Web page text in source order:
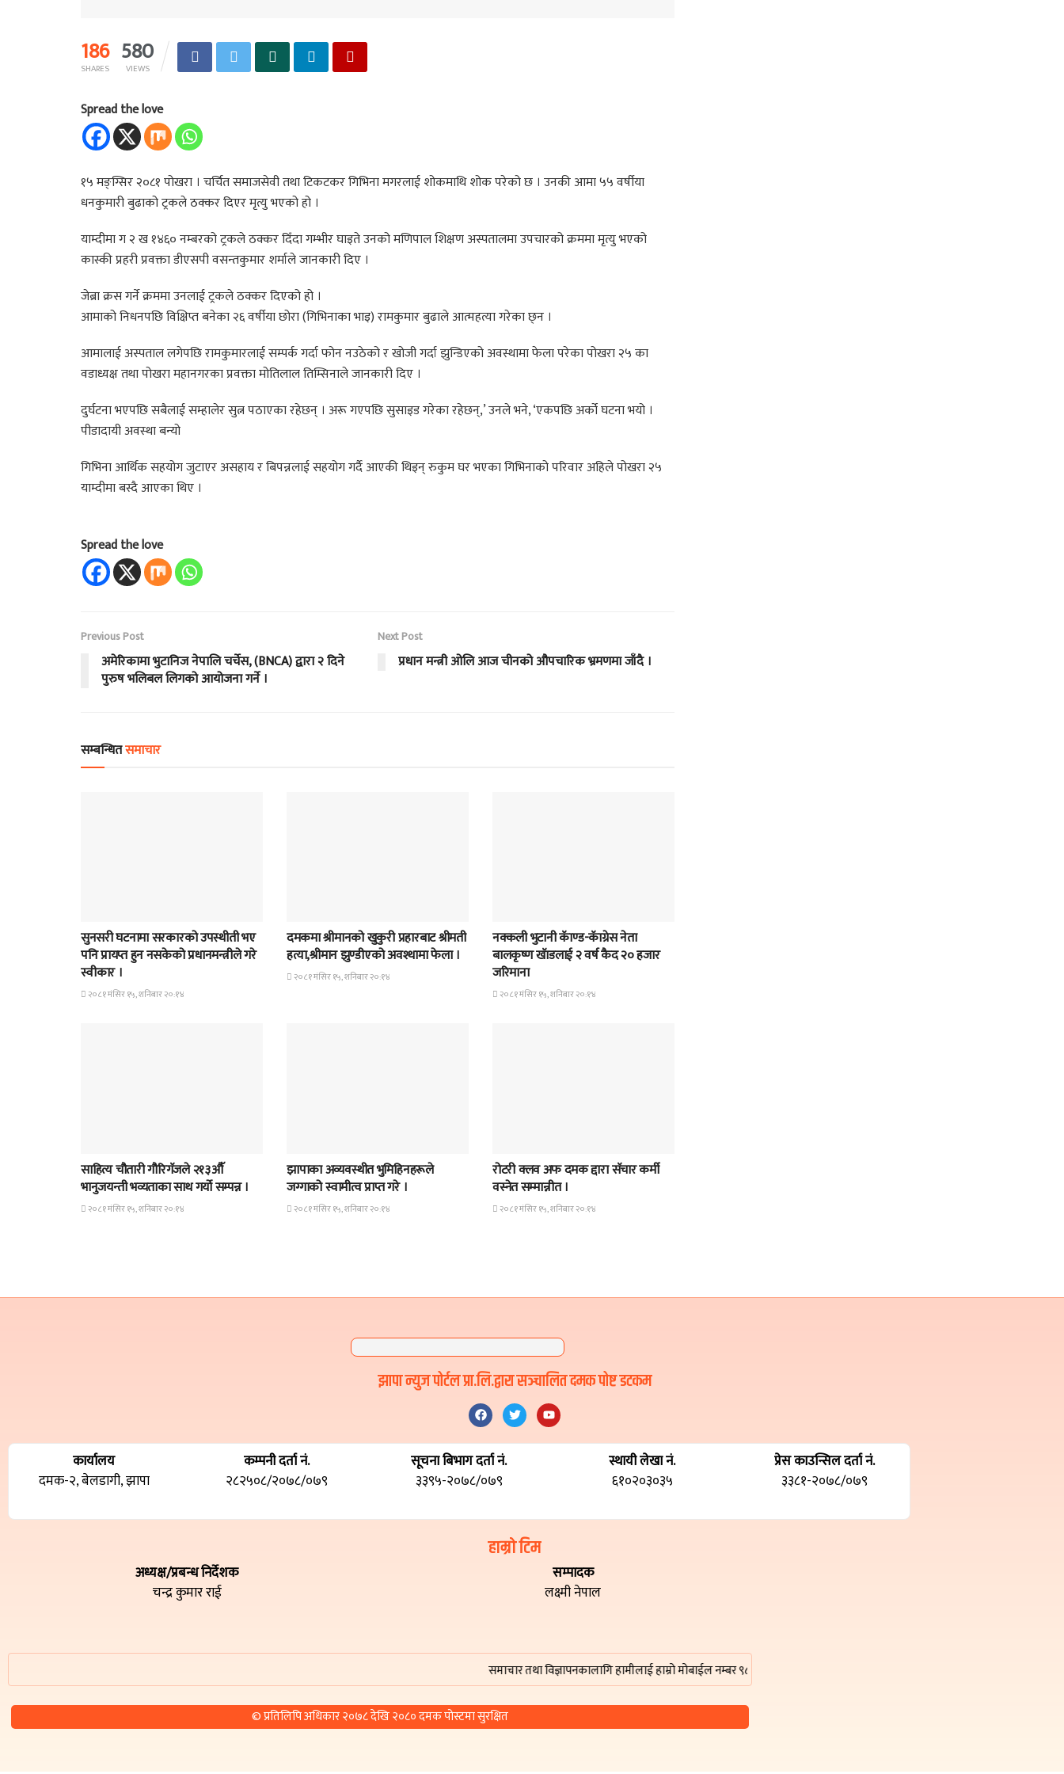
186
SHARES 580
VIEWS
Spread the love
१५ मङ्ग्सिर २०८१ पोखरा । चर्चित समाजसेवी तथा टिकटकर गिभिना मगरलाई शोकमाथि शोक परेको छ । उनकी आमा ५५ वर्षीया
धनकुमारी बुढाको ट्रकले ठक्कर दिएर मृत्यु भएको हो ।
याम्दीमा ग २ ख १४६० नम्बरको ट्रकले ठक्कर दिँदा गम्भीर घाइते उनको मणिपाल शिक्षण अस्पतालमा उपचारको क्रममा मृत्यु भएको
कास्की प्रहरी प्रवक्ता डीएसपी वसन्तकुमार शर्माले जानकारी दिए ।
जेब्रा क्रस गर्ने क्रममा उनलाई ट्रकले ठक्कर दिएको हो ।
आमाको निधनपछि विक्षिप्त बनेका २६ वर्षीया छोरा (गिभिनाका भाइ) रामकुमार बुढाले आत्महत्या गरेका छ्न ।
आमालाई अस्पताल लगेपछि रामकुमारलाई सम्पर्क गर्दा फोन नउठेको र खोजी गर्दा झुन्डिएको अवस्थामा फेला परेका पोखरा २५ का
वडाध्यक्ष तथा पोखरा महानगरका प्रवक्ता मोतिलाल तिम्सिनाले जानकारी दिए ।
दुर्घटना भएपछि सबैलाई सम्हालेर सुत्न पठाएका रहेछन् । अरू गएपछि सुसाइड गरेका रहेछन्,’ उनले भने, ‘एकपछि अर्को घटना भयो ।
पीडादायी अवस्था बन्यो
गिभिना आर्थिक सहयोग जुटाएर असहाय र बिपन्नलाई सहयोग गर्दै आएकी थिइन् रुकुम घर भएका गिभिनाको परिवार अहिले पोखरा २५
याम्दीमा बस्दै आएका थिए ।
Spread the love
Previous Post
अमेरिकामा भुटानिज नेपालि चर्चेस, (BNCA) द्वारा २ दिने
पुरुष भलिबल लिगको आयोजना गर्ने ।
Next Post
प्रधान मन्त्री ओलि आज चीनको औपचारिक भ्रमणमा जाँदै ।
सम्बन्धितसमाचार
सुनसरी घटनामा सरकारको उपस्थीती भए
पनि प्रायप्त हुन नसकेको प्रधानमन्त्रीले गरे
स्वीकार ।
२०८१ मंसिर १५, शनिबार २०:१४
दमकमा श्रीमानको खुकुरी प्रहारबाट श्रीमती
हत्या,श्रीमान झुण्डीएको अवश्थामा फेला ।
२०८१ मंसिर १५, शनिबार २०:१४
नक्कली भुटानी कॅाण्ड-कॅाग्रेस नेता
बालकृष्ण खॅाडलाई २ वर्ष कैद २० हजार
जरिमाना
२०८१ मंसिर १५, शनिबार २०:१४
साहित्य चौतारी गौरिगॅजले २१३औॅ
भानुजयन्ती भव्यताका साथ गर्यो सम्पन्न ।
२०८१ मंसिर १५, शनिबार २०:१४
झापाका अव्यवस्थीत भुमिहिनहरूले
जग्गाको स्वामीत्व प्राप्त गरे ।
२०८१ मंसिर १५, शनिबार २०:१४
रोटरी क्लव अफ दमक द्दारा सॅचार कर्मी
वस्नेत सम्मान्नीत ।
२०८१ मंसिर १५, शनिबार २०:१४
झापा न्युज पोर्टल प्रा.लि.द्वारा सञ्चालित दमक पोष्ट डटकम
कार्यालय
दमक-२, बेलडागी, झापा
कम्पनी दर्ता नं.
२८२५०८/२०७८/०७९
सूचना बिभाग दर्ता नं.
३३९५-२०७८/०७९
स्थायी लेखा नं.
६१०२०३०३५
प्रेस काउन्सिल दर्ता नं.
३३८१-२०७८/०७९
हाम्रो टिम
अध्यक्ष/प्रबन्ध निर्देशक
चन्द्र कुमार राई
सम्पादक
लक्ष्मी नेपाल
समाचार तथा विज्ञापनकालागि हामीलाई हाम्रो मोबाईल नम्बर ९८०७९५३७७७, ९८४२०१३८८३ वा हाम्रो इमेल ठेगाना damakpost@gmail.com
© प्रतिलिपि अधिकार २०७८ देखि २०८० दमक पोस्टमा सुरक्षित